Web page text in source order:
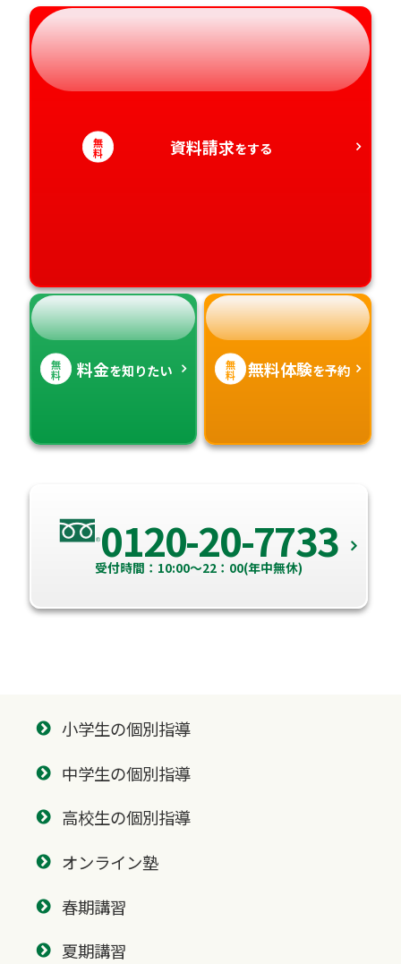
静岡県
和歌山県
徳島県
大分県
無
料 資料請求をする
無
料 料金を知りたい 無
料 無料体験を予約
0120-20-7733
受付時間：10:00～22：00(年中無休)
小学生の個別指導
中学生の個別指導
高校生の個別指導
オンライン塾
春期講習
夏期講習